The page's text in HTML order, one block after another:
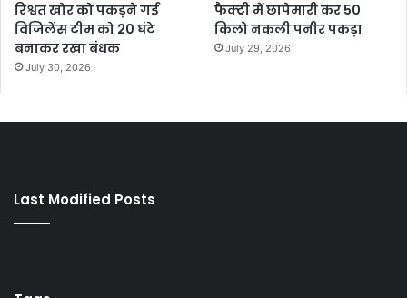
रिश्वत खोर को पकड़ने गई
विजिलेंस टीम को 20 घंटे
बनाकर रखा बंधक
July 30, 2026
फैक्ट्री में छापेमारी कर 50
किलो नकली पनीर पकड़ा
July 29, 2026
Last Modified Posts